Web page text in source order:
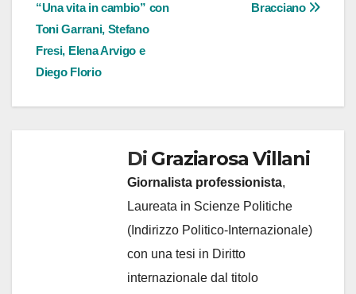
Bracciano
“Una vita in cambio” con
Toni Garrani, Stefano
Fresi, Elena Arvigo e
Diego Florio
Di Graziarosa Villani
Giornalista professionista,
Laureata in Scienze Politiche
(Indirizzo Politico-Internazionale)
con una tesi in Diritto
internazionale dal titolo